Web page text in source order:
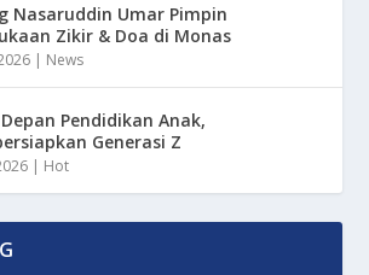
Nasaruddin Umar Pimpin
Zikir & Doa di Monas
| News
Pendidikan Anak,
Generasi Z
| Hot